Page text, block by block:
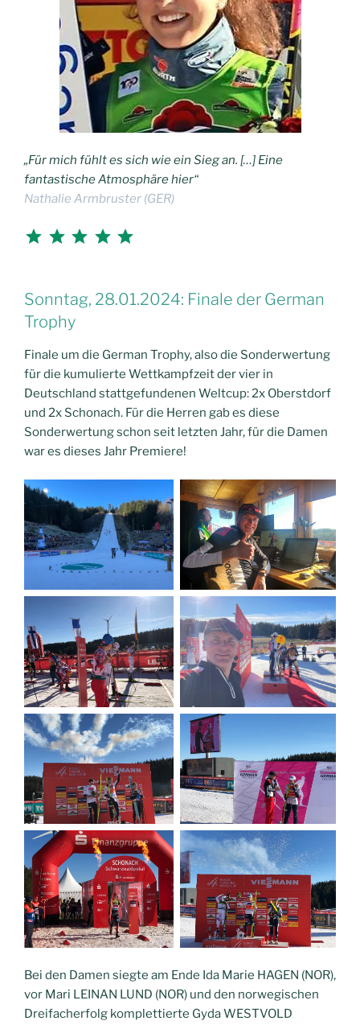
„Für mich fühlt es sich wie ein Sieg an. […] Eine
fantastische Atmosphäre hier“
Nathalie Armbruster (GER)
Sonntag, 28.01.2024: Finale der German
Trophy
Finale um die German Trophy, also die Sonderwertung
für die kumulierte Wettkampfzeit der vier in
Deutschland stattgefundenen Weltcup: 2x Oberstdorf
und 2x Schonach. Für die Herren gab es diese
Sonderwertung schon seit letzten Jahr, für die Damen
war es dieses Jahr Premiere!
Bei den Damen siegte am Ende Ida Marie HAGEN (NOR),
vor Mari LEINAN LUND (NOR) und den norwegischen
Dreifacherfolg komplettierte Gyda WESTVOLD